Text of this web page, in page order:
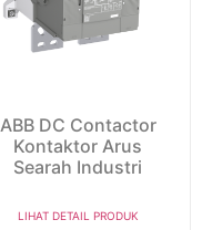
ABB DC Contactor
Kontaktor Arus
Searah Industri
LIHAT DETAIL PRODUK